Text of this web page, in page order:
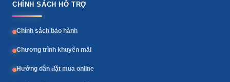
CHÍNH SÁCH HỖ TRỢ
Chính sách bảo hành
Chương trình khuyến mãi
Hướng dẫn đặt mua online